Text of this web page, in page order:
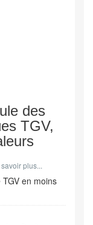
des
TGV,
plus...
en moins